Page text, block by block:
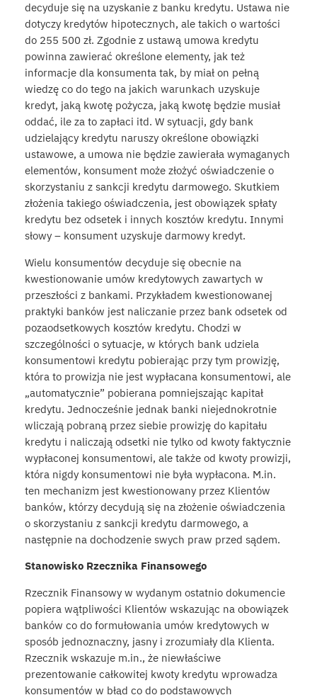
decyduje się na uzyskanie z banku kredytu. Ustawa nie
dotyczy kredytów hipotecznych, ale takich o wartości
do 255 500 zł. Zgodnie z ustawą umowa kredytu
powinna zawierać określone elementy, jak też
informacje dla konsumenta tak, by miał on pełną
wiedzę co do tego na jakich warunkach uzyskuje
kredyt, jaką kwotę pożycza, jaką kwotę będzie musiał
oddać, ile za to zapłaci itd. W sytuacji, gdy bank
udzielający kredytu naruszy określone obowiązki
ustawowe, a umowa nie będzie zawierała wymaganych
elementów, konsument może złożyć oświadczenie o
skorzystaniu z sankcji kredytu darmowego. Skutkiem
złożenia takiego oświadczenia, jest obowiązek spłaty
kredytu bez odsetek i innych kosztów kredytu. Innymi
słowy – konsument uzyskuje darmowy kredyt.
Wielu konsumentów decyduje się obecnie na
kwestionowanie umów kredytowych zawartych w
przeszłości z bankami. Przykładem kwestionowanej
praktyki banków jest naliczanie przez bank odsetek od
pozaodsetkowych kosztów kredytu. Chodzi w
szczególności o sytuacje, w których bank udziela
konsumentowi kredytu pobierając przy tym prowizję,
która to prowizja nie jest wypłacana konsumentowi, ale
„automatycznie” pobierana pomniejszając kapitał
kredytu. Jednocześnie jednak banki niejednokrotnie
wliczają pobraną przez siebie prowizję do kapitału
kredytu i naliczają odsetki nie tylko od kwoty faktycznie
wypłaconej konsumentowi, ale także od kwoty prowizji,
która nigdy konsumentowi nie była wypłacona. M.in.
ten mechanizm jest kwestionowany przez Klientów
banków, którzy decydują się na złożenie oświadczenia
o skorzystaniu z sankcji kredytu darmowego, a
następnie na dochodzenie swych praw przed sądem.
Stanowisko Rzecznika Finansowego
Rzecznik Finansowy w wydanym ostatnio dokumencie
popiera wątpliwości Klientów wskazując na obowiązek
banków co do formułowania umów kredytowych w
sposób jednoznaczny, jasny i zrozumiały dla Klienta.
Rzecznik wskazuje m.in., że niewłaściwe
prezentowanie całkowitej kwoty kredytu wprowadza
konsumentów w błąd co do podstawowych